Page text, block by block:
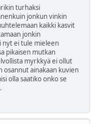
turhaksi
jonkun vinkin
kaikki kasvit
jonkin
ei tule mieleen
pikaisen mutkan
myrkkyä ei ollut
osannut ainakaan kuvien
olla saatiko onko se